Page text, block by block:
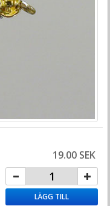
19.00 SEK
LÄGG TILL